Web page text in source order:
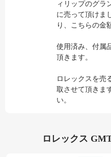
ィリップのグラ
に売って頂けま
り、こちらの金
使用済み、付属
頂きます。
ロレックスを売
取させて頂きま
い。
ロレックス